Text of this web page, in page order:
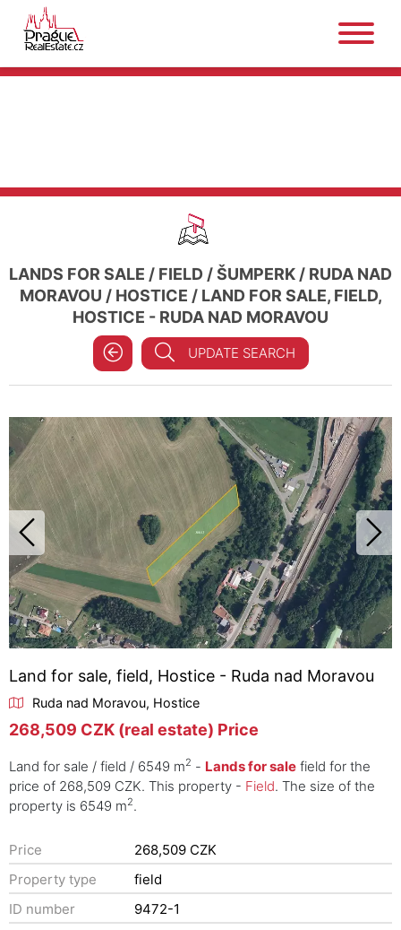
LANDS FOR SALE / FIELD /ŠUMPERK / RUDA NAD
MORAVOU / HOSTICE / LAND FOR SALE, FIELD,
HOSTICE - RUDA NAD MORAVOU
UPDATE SEARCH
Land for sale, field, Hostice - Ruda nad Moravou
Ruda nad Moravou, Hostice
268,509 CZK (real estate) Price
Land for sale / field / 6549 m2 - Lands for sale field for the
price of 268,509 CZK. This property - Field. The size of the
property is 6549 m2.
Price
268,509 CZK
Property type
field
ID number
9472-1